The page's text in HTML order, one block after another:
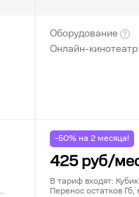
Оборудование
Онлайн-кинотеатр
-50% на 2месяца!
425руб/
В тариф входят:
Перенос остатков